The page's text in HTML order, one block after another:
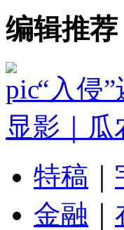
编辑推荐
“入侵
显影｜
特稿
金融